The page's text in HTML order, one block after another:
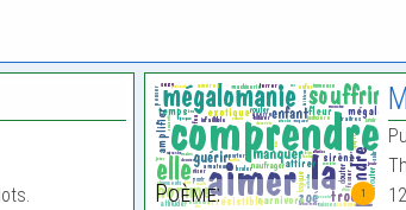
1
Poème: